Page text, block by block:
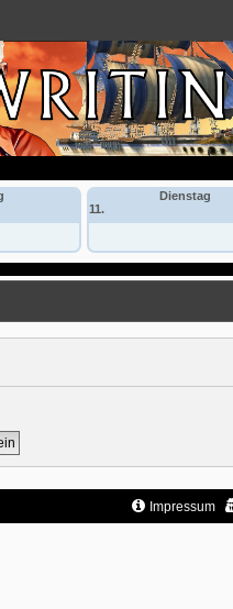
Dienstag
11.
Impressum